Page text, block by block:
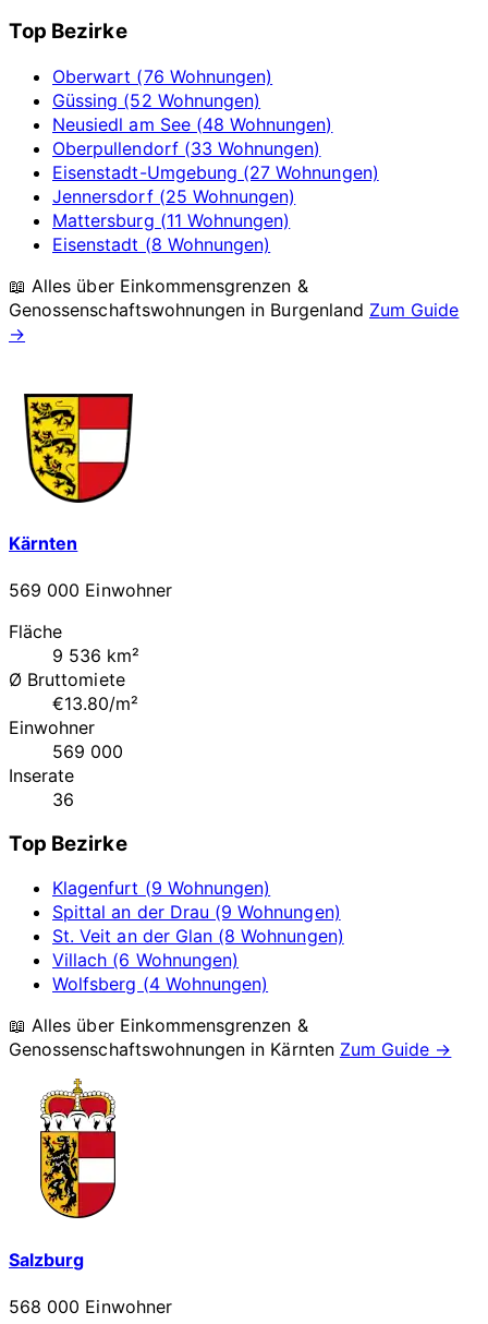
Top Bezirke
Oberwart (76 Wohnungen)
Güssing (52 Wohnungen)
Neusiedl am See (48 Wohnungen)
Oberpullendorf (33 Wohnungen)
Eisenstadt-Umgebung (27 Wohnungen)
Jennersdorf (25 Wohnungen)
Mattersburg (11 Wohnungen)
Eisenstadt (8 Wohnungen)
📖 Alles über Einkommensgrenzen &
Genossenschaftswohnungen in Burgenland Zum Guide
→
Kärnten
569 000 Einwohner
Fläche
9 536 km²
Ø Bruttomiete
€13.80/m²
Einwohner
569 000
Inserate
36
Top Bezirke
Klagenfurt (9 Wohnungen)
Spittal an der Drau (9 Wohnungen)
St. Veit an der Glan (8 Wohnungen)
Villach (6 Wohnungen)
Wolfsberg (4 Wohnungen)
📖 Alles über Einkommensgrenzen &
Genossenschaftswohnungen in Kärnten Zum Guide →
Salzburg
568 000 Einwohner